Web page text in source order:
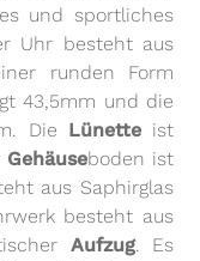
und sportliches
Uhr besteht aus
runden Form
43,5mm und die
Die Lünette ist
Gehäuseboden ist
aus Saphirglas
Aufzug. Es